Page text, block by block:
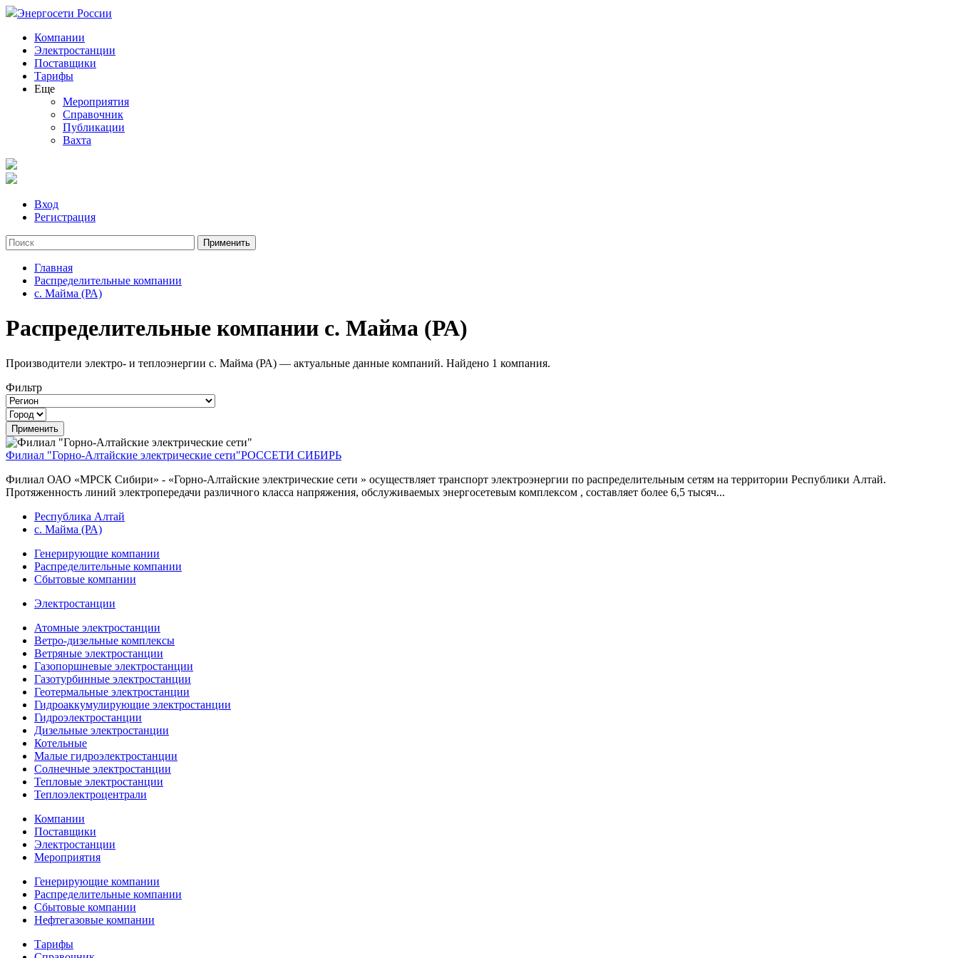
Энергосети России
Компании
Электростанции
Поставщики
Тарифы
Еще
Мероприятия
Справочник
Публикации
Вахта
Вход
Регистрация
Главная
Распределительные компании
с. Майма (РА)
Распределительные компании с. Майма (РА)
Производители электро- и теплоэнергии с. Майма (РА) — актуальные данные компаний. Найдено 1 компания.
Фильтр
Филиал "Горно-Алтайские электрические сети"РОССЕТИ СИБИРЬ
Филиал ОАО «МРСК Сибири» - «Горно-Алтайские электрические сети » осуществляет транспорт электроэнергии по распределительным сетям на территории Республики Алтай.
Протяженность линий электропередачи различного класса напряжения, обслуживаемых энергосетевым комплексом , составляет более 6,5 тысяч...
Республика Алтай
с. Майма (РА)
Генерирующие компании
Распределительные компании
Сбытовые компании
Электростанции
Атомные электростанции
Ветро-дизельные комплексы
Ветряные электростанции
Газопоршневые электростанции
Газотурбинные электростанции
Геотермальные электростанции
Гидроаккумулирующие электростанции
Гидроэлектростанции
Дизельные электростанции
Котельные
Малые гидроэлектростанции
Солнечные электростанции
Тепловые электростанции
Теплоэлектроцентрали
Компании
Поставщики
Электростанции
Мероприятия
Генерирующие компании
Распределительные компании
Сбытовые компании
Нефтегазовые компании
Тарифы